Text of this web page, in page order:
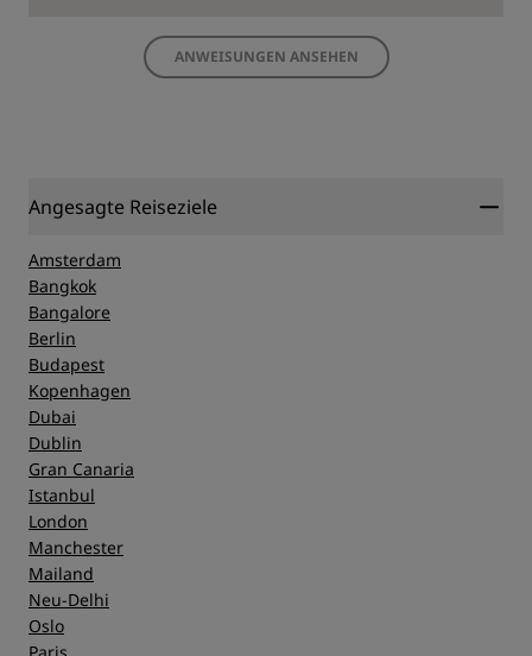
ANWEISUNGEN ANSEHEN
Angesagte Reiseziele
Amsterdam
Bangkok
Bangalore
Berlin
Budapest
Kopenhagen
Dubai
Dublin
Gran Canaria
Istanbul
London
Manchester
Mailand
Neu-Delhi
Oslo